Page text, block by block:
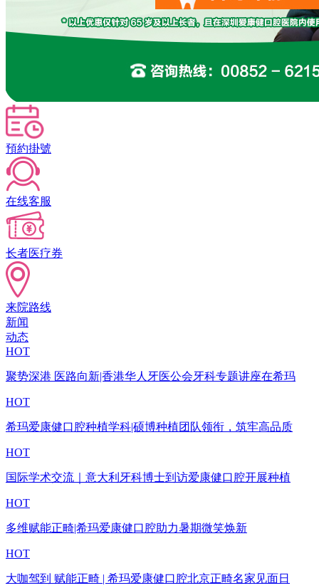
預約掛號
在线客服
长者医疗券
来院路线
新闻
动态
HOT
聚势深港 医路向新|香港华人牙医公会牙科专题讲座在希玛
HOT
希玛爱康健口腔种植学科|硕博种植团队领衔，筑牢高品质
HOT
国际学术交流｜意大利牙科博士到访爱康健口腔开展种植
HOT
多维赋能正畸|希玛爱康健口腔助力暑期微笑焕新
HOT
大咖驾到 赋能正畸 | 希玛爱康健口腔北京正畸名家见面日